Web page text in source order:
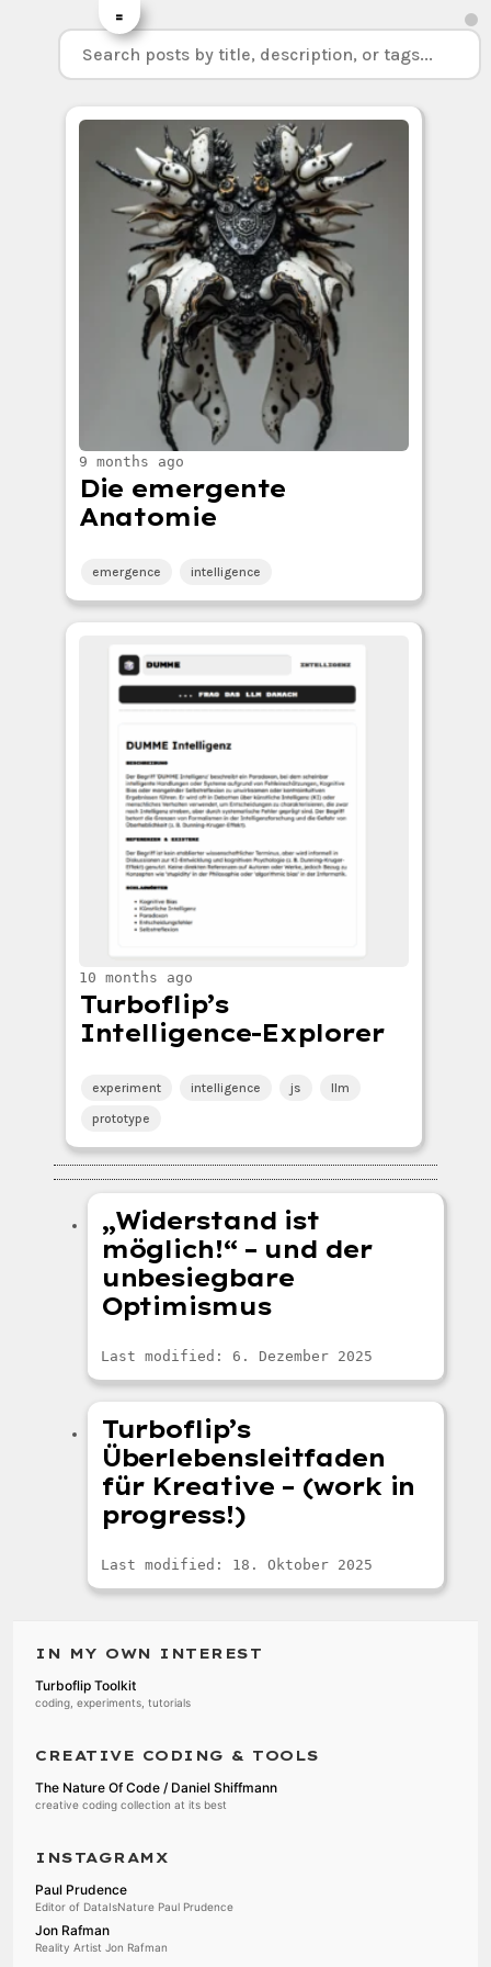
=
9 months ago
Die emergente
Anatomie
emergence intelligence
10 months ago
Turboflip’s
Intelligence-Explorer
experiment intelligence js
llm
prototype
„Widerstand ist
möglich!“ – und der
unbesiegbare
Optimismus
Last modified: 6. Dezember 2025
Turboflip’s
Überlebensleitfaden
für Kreative – (work in
progress!)
Last modified: 18. Oktober 2025
IN MY OWN INTEREST
Turboflip Toolkit
coding, experiments, tutorials
CREATIVE CODING & TOOLS
The Nature Of Code / Daniel Shiffmann
creative coding collection at its best
INSTAGRAMX
Paul Prudence
Editor of DataIsNature Paul Prudence
Jon Rafman
Reality Artist Jon Rafman